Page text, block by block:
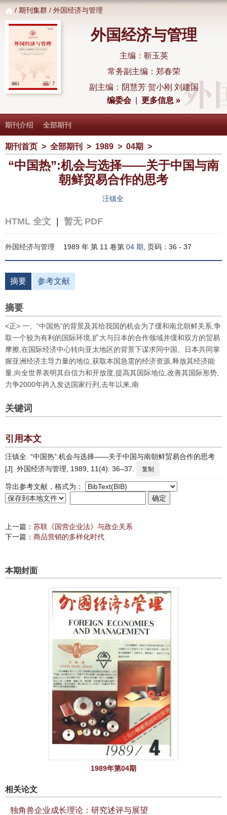
/ 期刊集群 / 外国经济与管理
外国经济与管理
主编：靳玉英
常务副主编：郑春荣
副主编：阴慧芳 贺小刚 刘建国
编委会|更多信息 »
期刊介绍 全部期刊
期刊首页 > 全部期刊 > 1989 > 04期 >
“中国热”:机会与选择——关于中国与南
朝鲜贸易合作的思考
汪镇全
HTML 全文 暂无 PDF
外国经济与管理 1989 年 第 11 卷第 04 期 , 页码：36 - 37
摘要 参考文献
摘要
<正> 一、“中国热”的背景及其给我国的机会为了缓和南北朝鲜关系,争
取一个较为有利的国际环境,扩大与日本的合作领域并缓和双方的贸易
摩擦,在国际经济中心转向亚太地区的背景下谋求同中国、日本共同掌
握亚洲经济主导力量的地位,获取本国急需的经济资源,释放其经济能
量,向全世界表明其自信力和开放度,提高其国际地位,改善其国际形势,
力争2000年跨入发达国家行列,去年以来,南
关键词
引用本文
汪镇全. “中国热”:机会与选择——关于中国与南朝鲜贸易合作的思考
[J]. 外国经济与管理, 1989, 11(4): 36–37.
复制
导出参考文献，格式为：
上一篇： 苏联《国营企业法》与政企关系
下一篇： 商品营销的多样化时代
本期封面
1989年第04期
相关论文
独角兽企业成长理论：研究述评与展望